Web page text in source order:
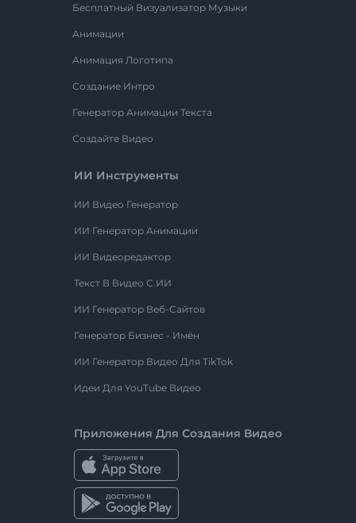
Бесплатный Визуализатор Музыки
Анимации
Анимация Логотипа
Создание Интро
Генератор Анимации Текста
Создайте Видео
ИИ Инструменты
ИИ Видео Генератор
ИИ Генератор Анимации
ИИ Видеоредактор
Текст В Видео С ИИ
ИИ Генератор Веб-Сайтов
Генератор Бизнес - Имён
ИИ Генератор Видео Для TikTok
Идеи Для YouTube Видео
Приложения Для Создания Видео